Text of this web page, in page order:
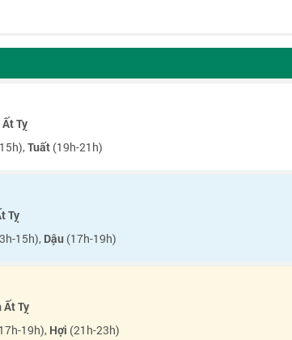
Ất Tỵ
Tuất (19h-21h)
Tỵ
15h), Dậu (17h-19h)
Ất Tỵ
19h), Hợi (21h-23h)